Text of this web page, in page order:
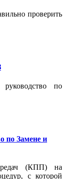
проверить
руководство по
по Замене и
(КПП) на
с которой